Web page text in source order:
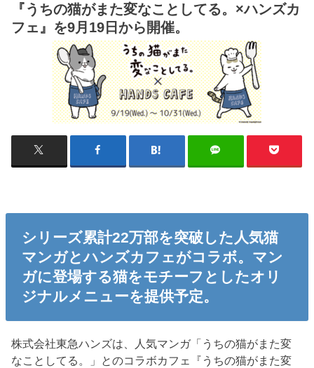
『うちの猫がまた変なことしてる。×ハンズカ
フェ』を9月19日から開催。
シリーズ累計22万部を突破した人気猫
マンガとハンズカフェがコラボ。マン
ガに登場する猫をモチーフとしたオリ
ジナルメニューを提供予定。
株式会社東急ハンズは、人気マンガ「うちの猫がまた変
なことしてる。」とのコラボカフェ『うちの猫がまた変